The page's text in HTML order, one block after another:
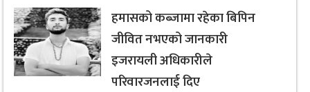
हमासको कब्जामा रहेका बिपिन
जीवित नभएको जानकारी
इजरायली अधिकारीले
परिवारजनलाई दिए